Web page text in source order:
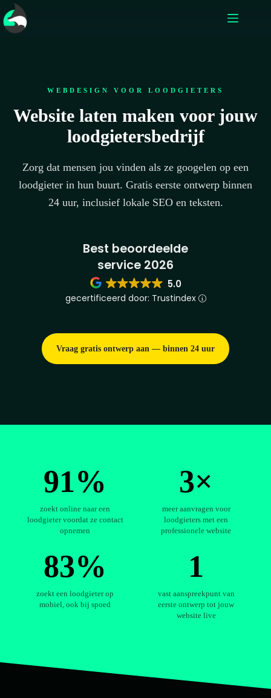
WEBDESIGN VOOR LOODGIETERS
Website laten maken voor jouw
loodgietersbedrijf
Zorg dat mensen jou vinden als ze googelen op een
loodgieter in hun buurt. Gratis eerste ontwerp binnen
24 uur, inclusief lokale SEO en teksten.
Best beoordeelde
service 2026
5.0
gecertificeerd door: Trustindex
Vraag gratis ontwerp aan — binnen 24 uur
91%
zoekt online naar een
loodgieter voordat ze contact
opnemen
3×
meer aanvragen voor
loodgieters met een
professionele website
83%
zoekt een loodgieter op
mobiel, ook bij spoed
1
vast aanspreekpunt van
eerste ontwerp tot jouw
website live